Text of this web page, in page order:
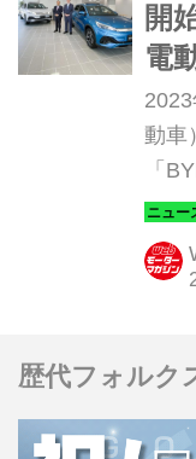
開
電
動車
「
動
の
や試
歴代フォルク